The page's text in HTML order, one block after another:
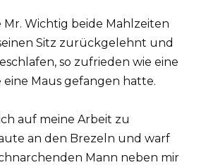
Wichtig beide Mahlzeiten
Sitz zurückgelehnt und
so zufrieden wie eine
eine Maus gefangen hatte.
auf meine Arbeit zu
an den Brezeln und warf
Mann neben mir